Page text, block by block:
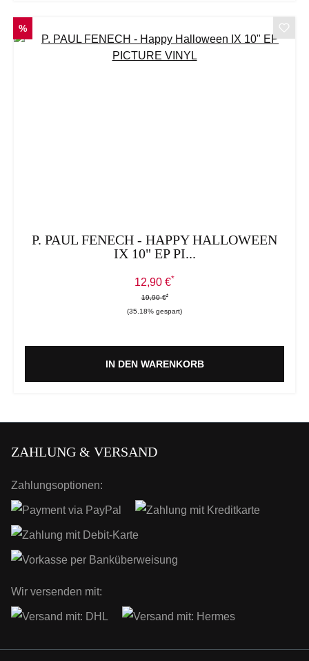
RABATT
%
P. PAUL FENECH - HAPPY HALLOWEEN
IX 10" EP PI...
Verkaufspreis:
12,90 €*
Regulärer Preis:
19,90 €*
(35.18% gespart)
IN DEN WARENKORB
ZAHLUNG & VERSAND
Zahlungsoptionen:
Wir versenden mit: